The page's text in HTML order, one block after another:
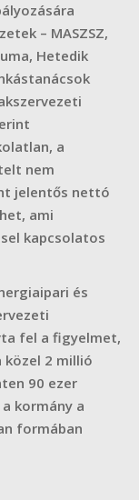
– MASZSZ,
Hetedik
a
nem
jelentős nettó
ami
kapcsolatos
és
fel a figyelmet,
2 millió
90 ezer
kormány a
formában